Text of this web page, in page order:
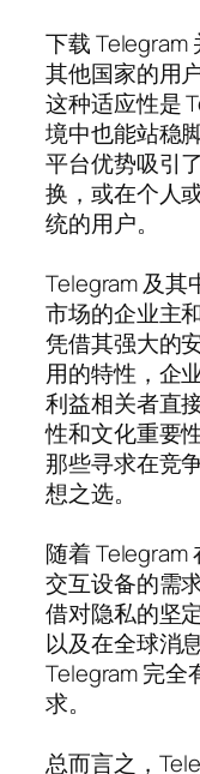
下载 Telegram
其他国家的用
这种适应性是
境中也能站稳
平台优势吸引
换，或在个人
统的用户。
Telegram 及其
市场的企业主
凭借其强大的
用的特性，企
利益相关者直
性和文化重要
那些寻求在竞
想之选。
随着
交互设备的需
借对隐私的坚
以及在全球消
Telegram 完全
求。
总而言之，